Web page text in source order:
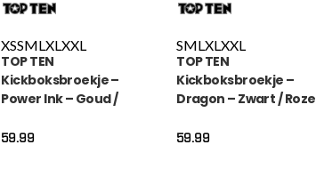
XSSMLXLXXL
TOP TEN
Kickboksbroekje –
Power Ink – Goud /
59.99
SMLXLXXL
TOP TEN
Kickboksbroekje –
Dragon – Zwart / Roze
59.99